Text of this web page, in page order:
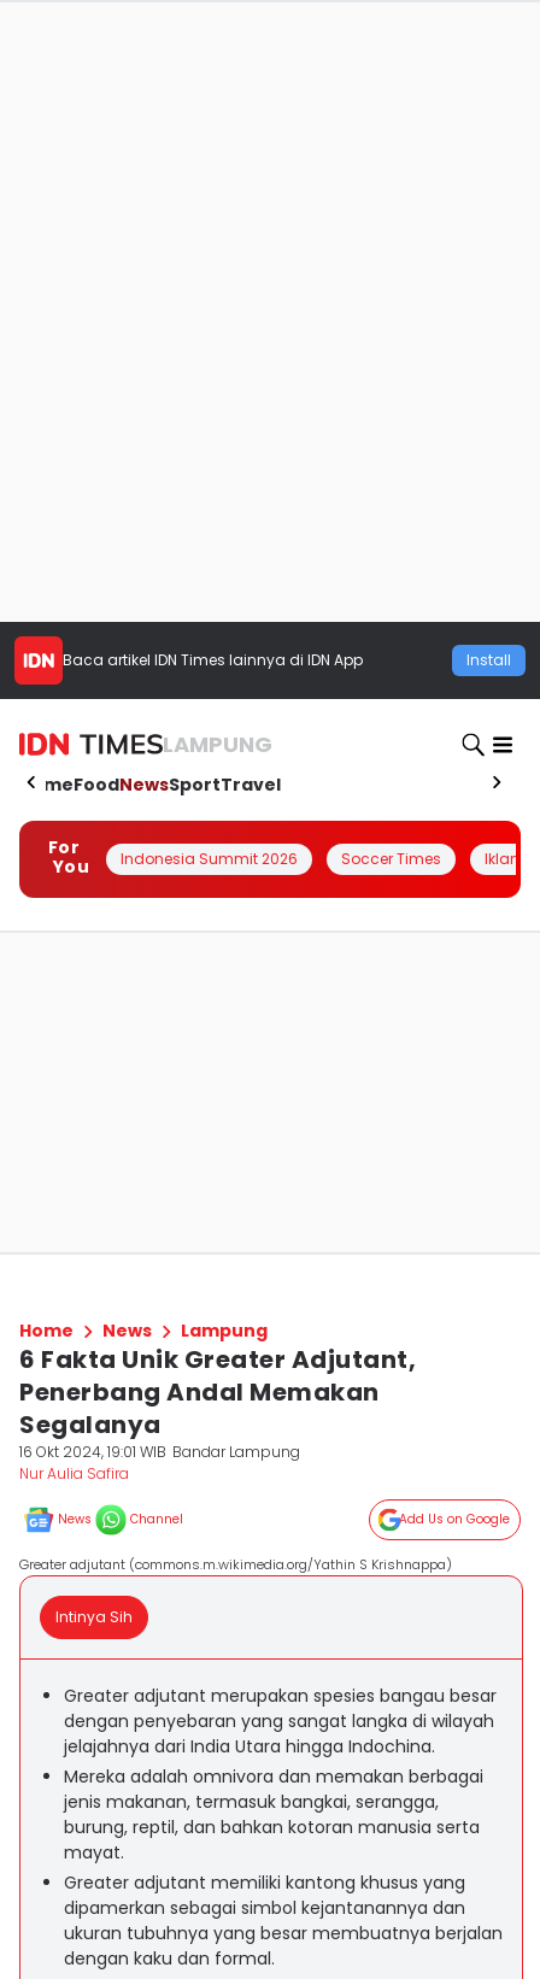
Baca artikel IDN Times lainnya di IDN App Install
LAMPUNG
HomeFoodNewsSportTravel
For
You
Indonesia Summit 2026 Soccer Times Iklanin
Home News Lampung
6 Fakta Unik Greater Adjutant,
Penerbang Andal Memakan
Segalanya
16 Okt 2024, 19:01 WIB Bandar Lampung
Nur Aulia Safira
News Channel Add Us on Google
Greater adjutant (commons.m.wikimedia.org/Yathin S Krishnappa)
Intinya Sih
Greater adjutant merupakan spesies bangau besar
dengan penyebaran yang sangat langka di wilayah
jelajahnya dari India Utara hingga Indochina.
Mereka adalah omnivora dan memakan berbagai
jenis makanan, termasuk bangkai, serangga,
burung, reptil, dan bahkan kotoran manusia serta
mayat.
Greater adjutant memiliki kantong khusus yang
dipamerkan sebagai simbol kejantanannya dan
ukuran tubuhnya yang besar membuatnya berjalan
dengan kaku dan formal.